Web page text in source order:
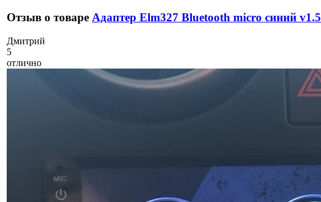
Отзыв о товаре Адаптер Elm327 Bluetooth micro синий v1.5
Дмитрий
5
отлично